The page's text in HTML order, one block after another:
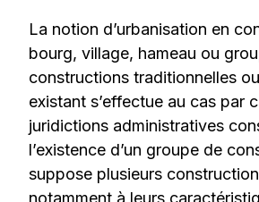
La notion d’urbanisation en
bourg, village, hameau ou
constructions traditionnelles
existant s’effectue au cas par
juridictions administratives
l’existence d’un groupe de
suppose plusieurs
notamment à leurs